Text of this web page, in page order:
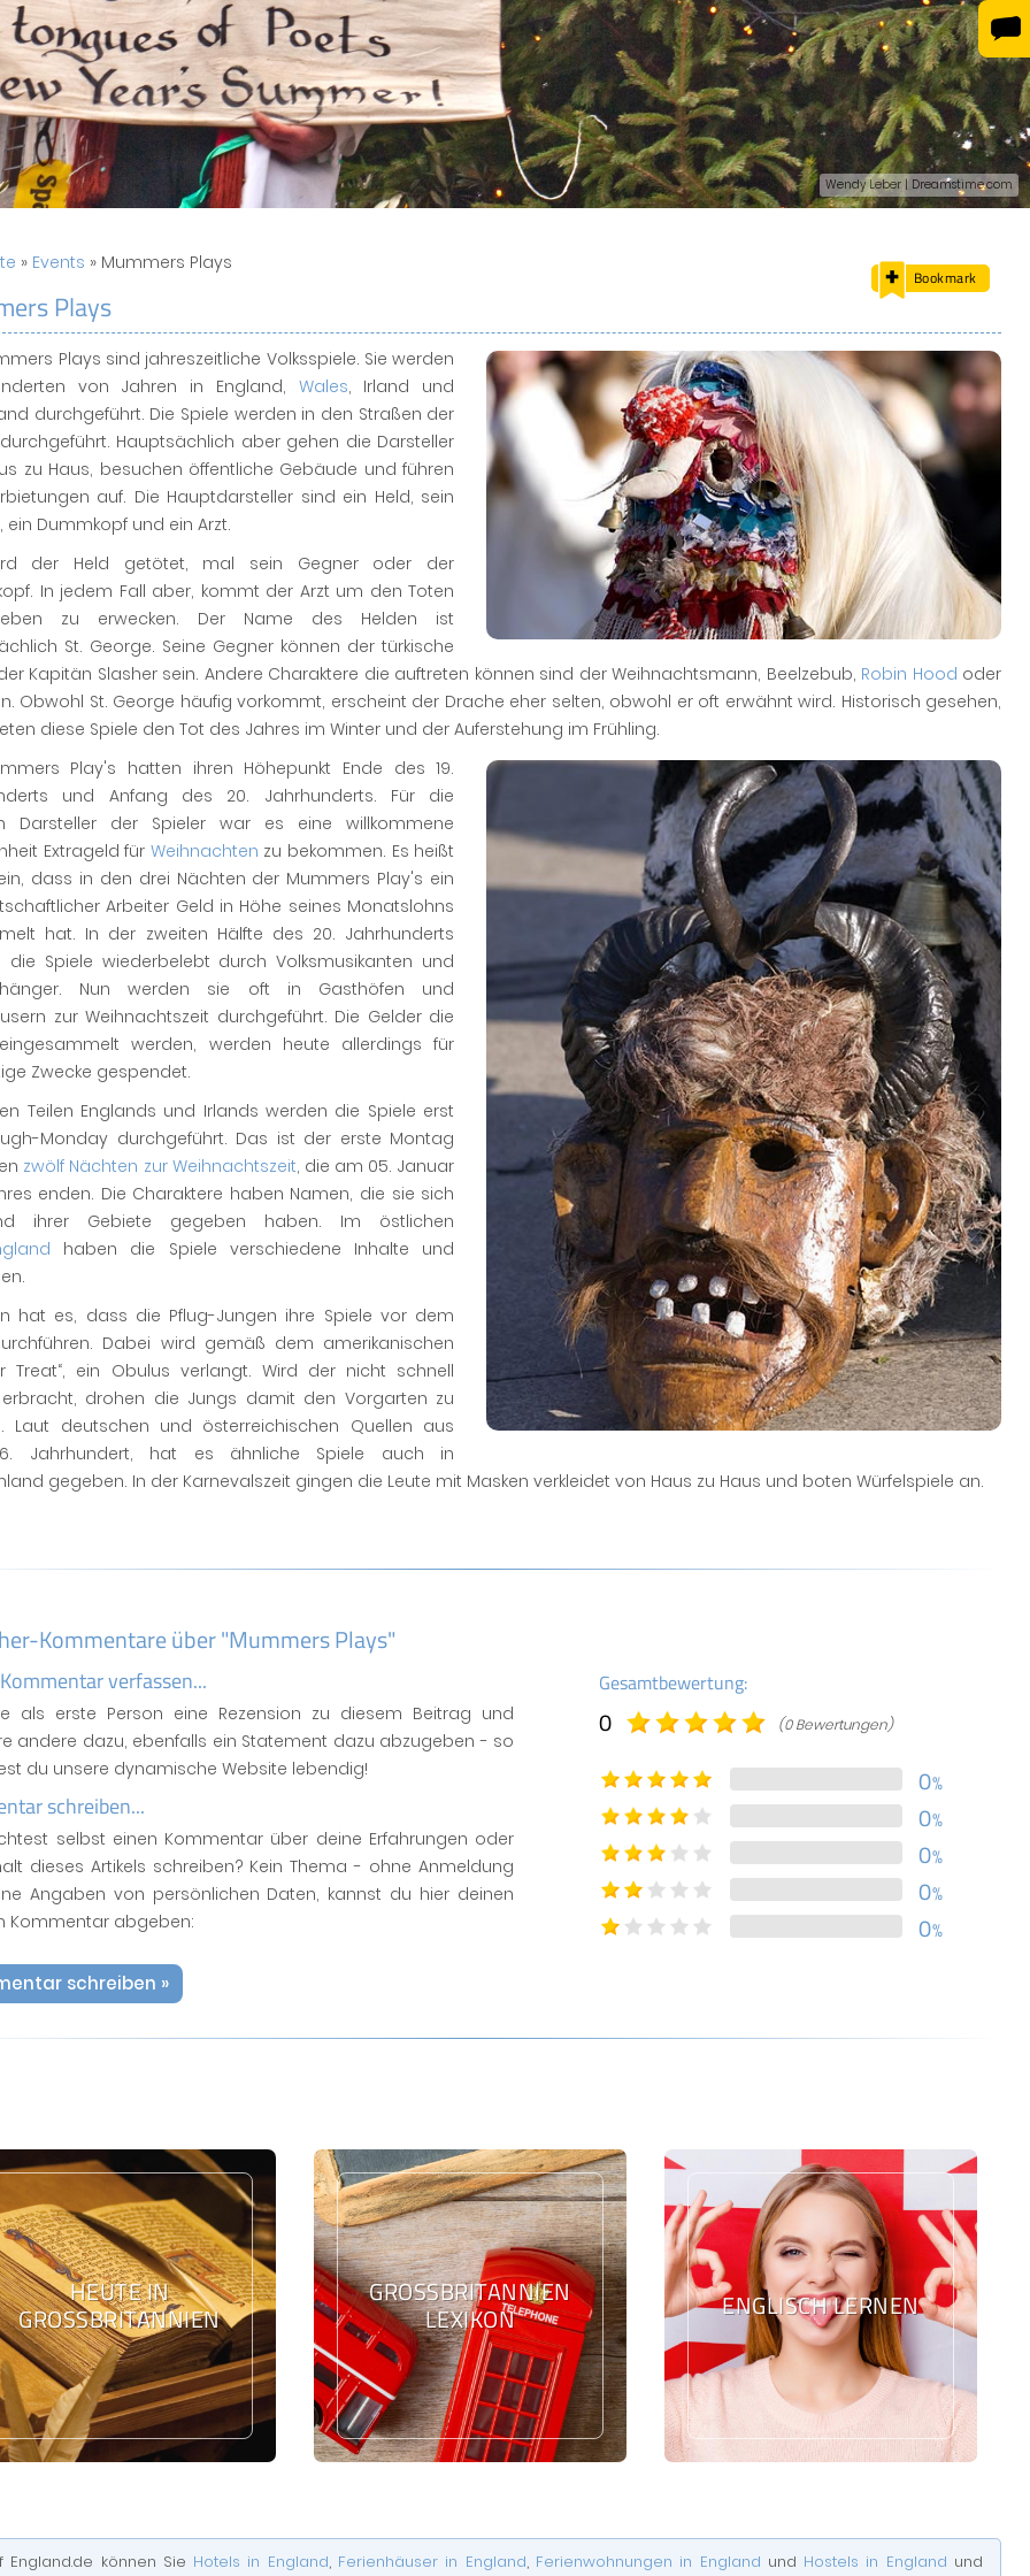
Wendy Leber | Dreamstime.com
Bookmark
» Events » Mummers Plays
Plays
Plays sind jahreszeitliche Volksspiele. Sie werden
von Jahren in England, Wales, Irland und
durchgeführt. Die Spiele werden in den Straßen der
Hauptsächlich aber gehen die Darsteller
zu Haus, besuchen öffentliche Gebäude und führen
auf. Die Hauptdarsteller sind ein Held, sein
ein Dummkopf und ein Arzt.
der Held getötet, mal sein Gegner oder der
In jedem Fall aber, kommt der Arzt um den Toten
zu erwecken. Der Name des Helden ist
St. George. Seine Gegner können der türkische
Kapitän Slasher sein. Andere Charaktere die auftreten können sind der Weihnachtsmann, Beelzebub, Robin Hood oder
Obwohl St. George häufig vorkommt, erscheint der Drache eher selten, obwohl er oft erwähnt wird. Historisch gesehen,
diese Spiele den Tot des Jahres im Winter und der Auferstehung im Frühling.
Play's hatten ihren Höhepunkt Ende des 19.
und Anfang des 20. Jahrhunderts. Für die
Darsteller der Spieler war es eine willkommene
Extrageld für Weihnachten zu bekommen. Es heißt
dass in den drei Nächten der Mummers Play's ein
Arbeiter Geld in Höhe seines Monatslohns
hat. In der zweiten Hälfte des 20. Jahrhunderts
die Spiele wiederbelebt durch Volksmusikanten und
Nun werden sie oft in Gasthöfen und
zur Weihnachtszeit durchgeführt. Die Gelder die
werden, werden heute allerdings für
Zwecke gespendet.
Teilen Englands und Irlands werden die Spiele erst
Monday durchgeführt. Das ist der erste Montag
zwölf Nächten zur Weihnachtszeit, die am 05. Januar
enden. Die Charaktere haben Namen, die sie sich
ihrer Gebiete gegeben haben. Im östlichen
haben die Spiele verschiedene Inhalte und
hat es, dass die Pflug-Jungen ihre Spiele vor dem
Dabei wird gemäß dem amerikanischen
Treat“, ein Obulus verlangt. Wird der nicht schnell
drohen die Jungs damit den Vorgarten zu
Laut deutschen und österreichischen Quellen aus
Jahrhundert, hat es ähnliche Spiele auch in
gegeben. In der Karnevalszeit gingen die Leute mit Masken verkleidet von Haus zu Haus und boten Würfelspiele an.
Kommentare über "Mummers Plays"
Gesamtbewertung:
0 (0 Bewertungen)
0%
0%
0%
0%
0%
verfassen...
als erste Person eine Rezension zu diesem Beitrag und
andere dazu, ebenfalls ein Statement dazu abzugeben - so
du unsere dynamische Website lebendig!
schreiben...
selbst einen Kommentar über deine Erfahrungen oder
dieses Artikels schreiben? Kein Thema - ohne Anmeldung
Angaben von persönlichen Daten, kannst du hier deinen
Kommentar abgeben:
schreiben »
HEUTE IN
GROSSBRITANNIEN
GROSSBRITANNIEN L
EXIKON ENGLISCH LERNEN
England.de können Sie Hotels in England, Ferienhäuser in England, Ferienwohnungen in England und Hostels in England und